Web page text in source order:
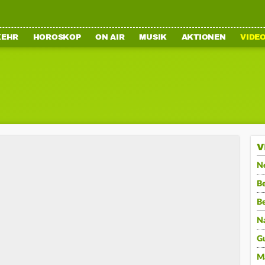
HOROSKOP ON AIR MUSIK AKTIONEN